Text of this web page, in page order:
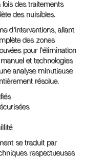
fois des traitements
des nuisibles.
d'interventions, allant
des zones
pour l'élimination
et technologies
analyse minutieuse
résolue.
se traduit par
respectueuses